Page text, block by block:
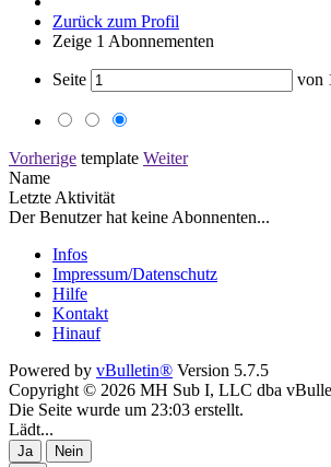
Zurück zum Profil
Zeige 1 Abonnementen
Seite von
Vorherige template Weiter
Name
Letzte Aktivität
Der Benutzer hat keine Abonnenten...
Infos
Impressum/Datenschutz
Hilfe
Kontakt
Hinauf
Powered by vBulletin® Version 5.7.5
Copyright © 2026 MH Sub I, LLC dba
Die Seite wurde um 23:03 erstellt.
Lädt...
Ja
Nein